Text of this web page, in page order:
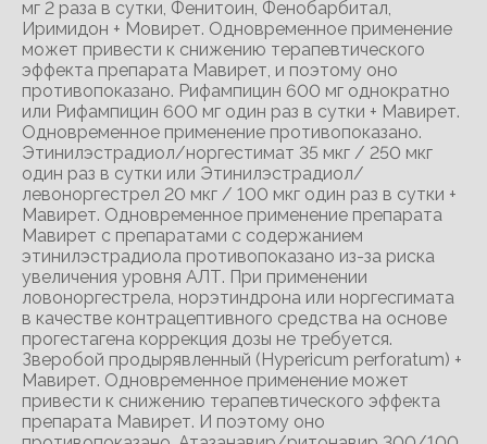
мг 2 раза в сутки, Фенитоин, Фенобарбитал,
Иримидон + Мовирет. Одновременное применение
может привести к снижению терапевтического
эффекта препарата Мавирет, и поэтому оно
противопоказано. Рифампицин 600 мг однократно
или Рифампицин 600 мг один раз в сутки + Мавирет.
Одновременное применение противопоказано.
Этинилэстрадиол/норгестимат 35 мкг / 250 мкг
один раз в сутки или Этинилэстрадиол/
левоноргестрел 20 мкг / 100 мкг один раз в сутки +
Мавирет. Одновременное применение препарата
Мавирет с препаратами с содержанием
этинилэстрадиола противопоказано из-за риска
увеличения уровня АЛТ. При применении
ловоноргестрела, норэтиндрона или норгесгимата
в качестве контрацептивного средства на основе
прогестагена коррекция дозы не требуется.
Зверобой продырявленный (Hypericum perforatum) +
Мавирет. Одновременное применение может
привести к снижению терапевтического эффекта
препарата Мавирет. И поэтому оно